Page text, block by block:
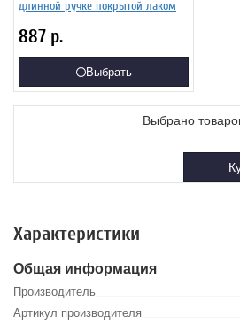
длинной ручке покрытой лаком
887 р.
Выбрать
Выбрано
Характеристики
Общая информация
Производитель
Артикул производителя